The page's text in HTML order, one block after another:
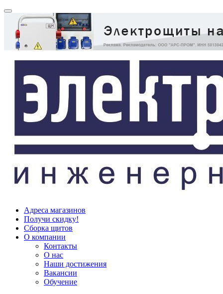
Адреса магазинов
Получи скидку!
Сборка щитов
О компании
Контакты
О нас
Наши достижения
Вакансии
Обучение